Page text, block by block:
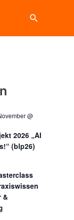
Suchen
@
2026 „AI
(blp26)
&